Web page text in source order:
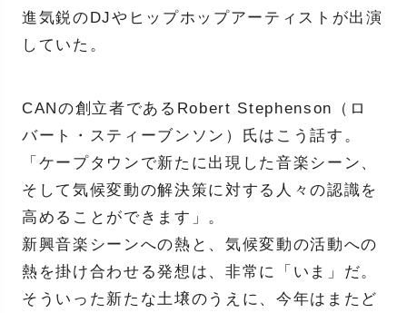
進気鋭のDJやヒップホップアーティストが出演
していた。
CANの創立者であるRobert Stephenson（ロ
バート・スティーブンソン）氏はこう話す。
「ケープタウンで新たに出現した音楽シーン、
そして気候変動の解決策に対する人々の認識を
高めることができます」。
新興音楽シーンへの熱と、気候変動の活動への
熱を掛け合わせる発想は、非常に「いま」だ。
そういった新たな土壌のうえに、今年はまたど